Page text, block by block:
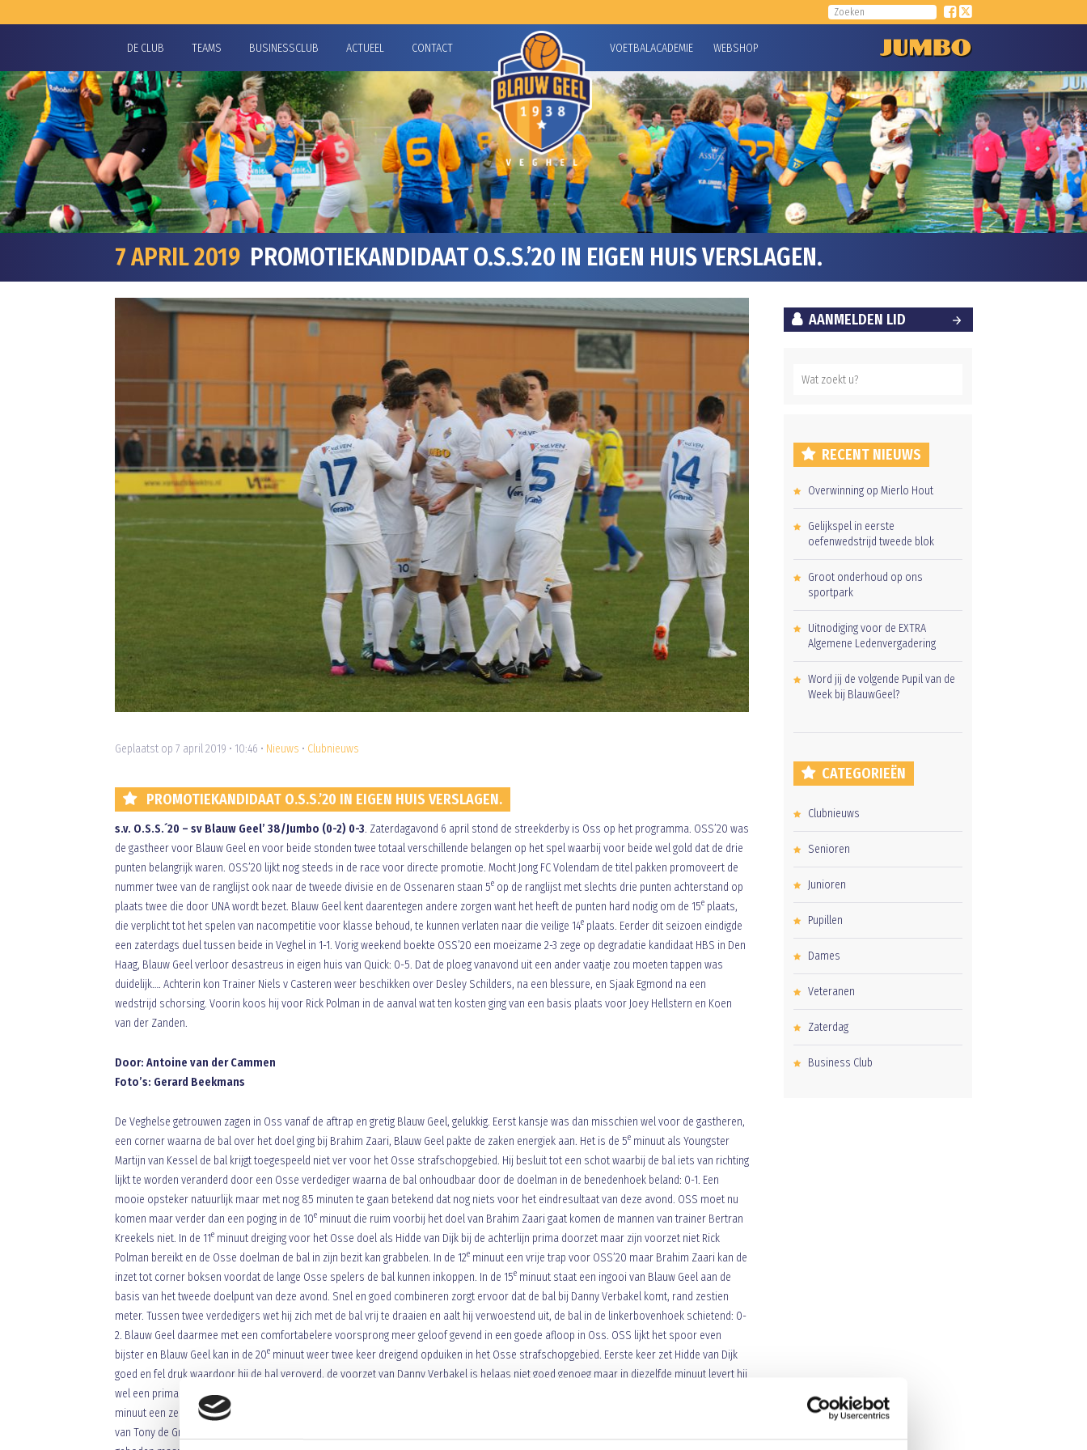
DE CLUB TEAMS BUSINESSCLUB ACTUEEL CONTACT VOETBALACADEMIE WEBSHOP
7 APRIL 2019 PROMOTIEKANDIDAAT O.S.S.’20 IN EIGEN HUIS VERSLAGEN.
Geplaatst op 7 april 2019 • 10:46 • Nieuws • Clubnieuws
PROMOTIEKANDIDAAT O.S.S.’20 IN EIGEN HUIS VERSLAGEN.
s.v. O.S.S.´20 – sv Blauw Geel’ 38/Jumbo (0-2) 0-3. Zaterdagavond 6 april stond de streekderby is Oss op het programma. OSS’20 was
de gastheer voor Blauw Geel en voor beide stonden twee totaal verschillende belangen op het spel waarbij voor beide wel gold dat de drie
punten belangrijk waren. OSS’20 lijkt nog steeds in de race voor directe promotie. Mocht Jong FC Volendam de titel pakken promoveert de
nummer twee van de ranglijst ook naar de tweede divisie en de Ossenaren staan 5e op de ranglijst met slechts drie punten achterstand op
plaats twee die door UNA wordt bezet. Blauw Geel kent daarentegen andere zorgen want het heeft de punten hard nodig om de 15e plaats,
die verplicht tot het spelen van nacompetitie voor klasse behoud, te kunnen verlaten naar die veilige 14e plaats. Eerder dit seizoen eindigde
een zaterdags duel tussen beide in Veghel in 1-1. Vorig weekend boekte OSS’20 een moeizame 2-3 zege op degradatie kandidaat HBS in Den
Haag, Blauw Geel verloor desastreus in eigen huis van Quick: 0-5. Dat de ploeg vanavond uit een ander vaatje zou moeten tappen was
duidelijk…. Achterin kon Trainer Niels v Casteren weer beschikken over Desley Schilders, na een blessure, en Sjaak Egmond na een
wedstrijd schorsing. Voorin koos hij voor Rick Polman in de aanval wat ten kosten ging van een basis plaats voor Joey Hellstern en Koen
van der Zanden.
Door: Antoine van der Cammen
Foto’s: Gerard Beekmans
De Veghelse getrouwen zagen in Oss vanaf de aftrap en gretig Blauw Geel, gelukkig. Eerst kansje was dan misschien wel voor de gastheren,
een corner waarna de bal over het doel ging bij Brahim Zaari, Blauw Geel pakte de zaken energiek aan. Het is de 5e minuut als Youngster
Martijn van Kessel de bal krijgt toegespeeld niet ver voor het Osse strafschopgebied. Hij besluit tot een schot waarbij de bal iets van richting
lijkt te worden veranderd door een Osse verdediger waarna de bal onhoudbaar door de doelman in de benedenhoek beland: 0-1. Een
mooie opsteker natuurlijk maar met nog 85 minuten te gaan betekend dat nog niets voor het eindresultaat van deze avond. OSS moet nu
komen maar verder dan een poging in de 10e minuut die ruim voorbij het doel van Brahim Zaari gaat komen de mannen van trainer Bertran
Kreekels niet. In de 11e minuut dreiging voor het Osse doel als Hidde van Dijk bij de achterlijn prima doorzet maar zijn voorzet niet Rick
Polman bereikt en de Osse doelman de bal in zijn bezit kan grabbelen. In de 12e minuut een vrije trap voor OSS’20 maar Brahim Zaari kan de
inzet tot corner boksen voordat de lange Osse spelers de bal kunnen inkoppen. In de 15e minuut staat een ingooi van Blauw Geel aan de
basis van het tweede doelpunt van deze avond. Snel en goed combineren zorgt ervoor dat de bal bij Danny Verbakel komt, rand zestien
meter. Tussen twee verdedigers wet hij zich met de bal vrij te draaien en aalt hij verwoestend uit, de bal in de linkerbovenhoek schietend: 0-
2. Blauw Geel daarmee met een comfortabelere voorsprong meer geloof gevend in een goede afloop in Oss. OSS lijkt het spoor even
bijster en Blauw Geel kan in de 20e minuut weer twee keer dreigend opduiken in het Osse strafschopgebied. Eerste keer zet Hidde van Dijk
goed en fel druk waardoor hij de bal veroverd, de voorzet van Danny Verbakel is helaas niet goed genoeg maar in diezelfde minuut levert hij
wel een prima voorzet af, wordt de Osse doelman daardoor verrast maar helaas ook Rick Polman want die kan er net niet bij. In de 25
minuut een zeldzaam foutje van Martijn van Kessel dicht bij zijn eigen strafschopgebied maar gelukkig voor hem en Blauw Geel gaat de inzet
van Tony de Groot net naast. Een minuutje later balverlies van OSS op eigen helft waarbij Rick Polman een goede afrondingskans wordt
AANMELDEN LID
RECENT NIEUWS
Overwinning op Mierlo Hout
Gelijkspel in eerste
oefenwedstrijd tweede blok
Groot onderhoud op ons
sportpark
Uitnodiging voor de EXTRA
Algemene Ledenvergadering
Word jij de volgende Pupil van de
Week bij BlauwGeel?
CATEGORIEËN
Clubnieuws
Senioren
Junioren
Pupillen
Dames
Veteranen
Zaterdag
Business Club